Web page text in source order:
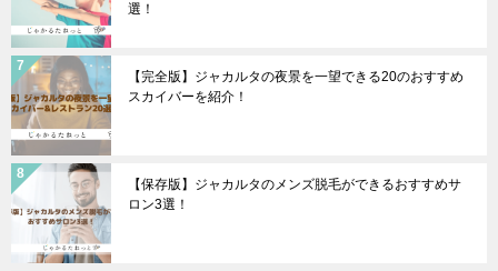
選！
【完全版】ジャカルタの夜景を一望できる20のおすすめ
スカイバーを紹介！
【保存版】ジャカルタのメンズ脱毛ができるおすすめサ
ロン3選！